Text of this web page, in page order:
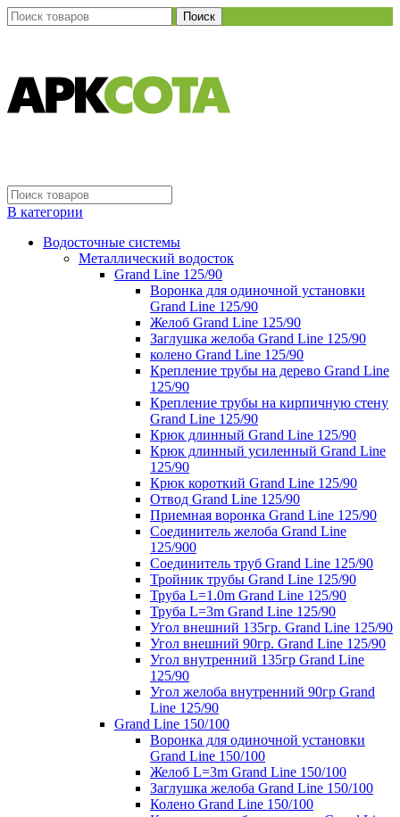
Поиск
В категории
Водосточные системы
Металлический водосток
Grand Line 125/90
Воронка для одиночной установки
Grand Line 125/90
Желоб Grand Line 125/90
Заглушка желоба Grand Line 125/90
колено Grand Line 125/90
Крепление трубы на дерево Grand Line
125/90
Крепление трубы на кирпичную стену
Grand Line 125/90
Крюк длинный Grand Line 125/90
Крюк длинный усиленный Grand Line
125/90
Крюк короткий Grand Line 125/90
Отвод Grand Line 125/90
Приемная воронка Grand Line 125/90
Соединитель желоба Grand Line
125/900
Соединитель труб Grand Line 125/90
Тройник трубы Grand Line 125/90
Труба L=1.0m Grand Line 125/90
Труба L=3m Grand Line 125/90
Угол внешний 135гр. Grand Line 125/90
Угол внешний 90гр. Grand Line 125/90
Угол внутренний 135гр Grand Line
125/90
Угол желоба внутренний 90гр Grand
Line 125/90
Grand Line 150/100
Воронка для одиночной установки
Grand Line 150/100
Желоб L=3m Grand Line 150/100
Заглушка желоба Grand Line 150/100
Колено Grand Line 150/100